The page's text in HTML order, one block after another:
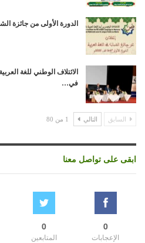
الدورة الأولى من جائزة
الائتلاف الوطني للغة
في…
السابق التالي 1 من 80
ابقى على تواصل معنا
0
الإعجابات
0
المتابعين